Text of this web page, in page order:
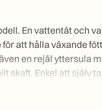
En vattentät och
att hålla växande
en rejäl yttersula
skaft. Enkel att själv